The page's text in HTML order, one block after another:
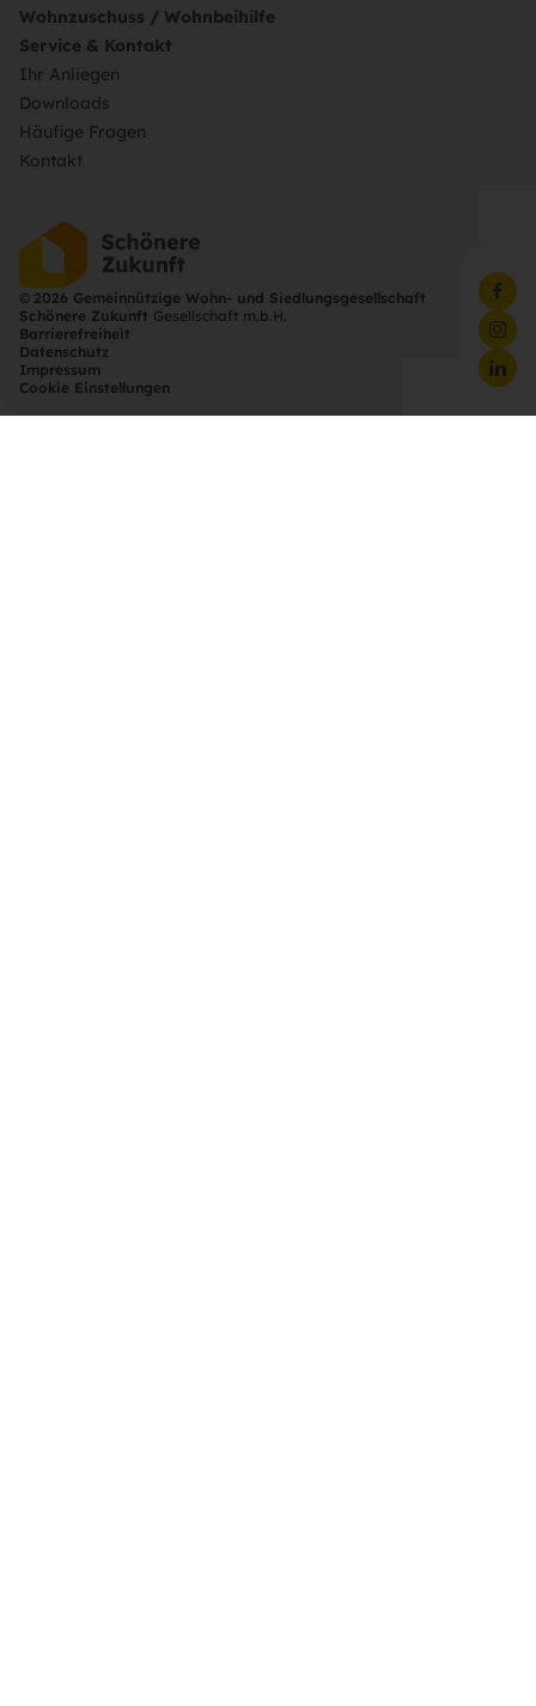
Wohnzuschuss / Wohnbeihilfe
Service & Kontakt
Ihr Anliegen
Downloads
Häufige Fragen
Kontakt
© 2026 Gemeinnützige Wohn- und Siedlungsgesellschaft
Schönere Zukunft Gesellschaft m.b.H.
Barrierefreiheit
Datenschutz
Impressum
Cookie Einstellungen